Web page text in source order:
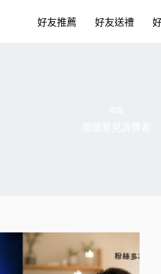
好友推薦 好友送禮